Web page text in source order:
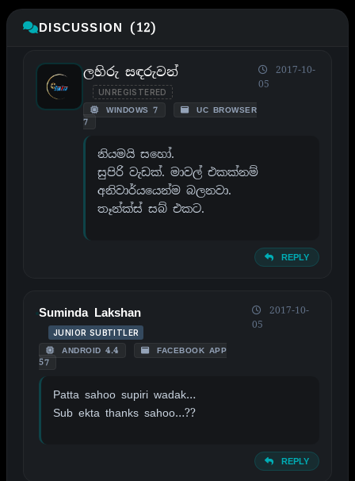
DISCUSSION (12)
ලහිරු සඳරුවන්
UNREGISTERED
WINDOWS 7
UC BROWSER
7
2017-10-
05
නියමයි සහෝ.
සුපිරි වැඩක්. මාවල් එකක්නම්
අනිවාර්යයෙන්ම බලනවා.
තෑන්ක්ස් සබ් එකට.
REPLY
Suminda Lakshan
JUNIOR SUBTITLER
ANDROID 4.4
FACEBOOK APP
57
2017-10-
05
Patta sahoo supiri wadak…
Sub ekta thanks sahoo…??
REPLY